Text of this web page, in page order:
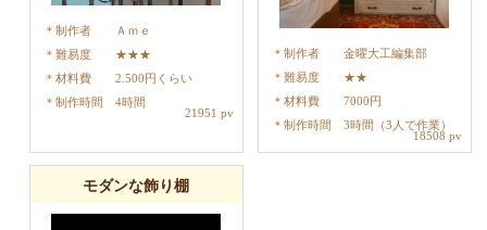
制作者
Ａｍｅ
難易度
★★★
材料費
2.500円くらい
制作時間
4時間
21951 pv
制作者
金曜大工編集部
難易度
★★
材料費
7000円
制作時間
3時間（3人で作業）
18508 pv
モダンな飾り棚